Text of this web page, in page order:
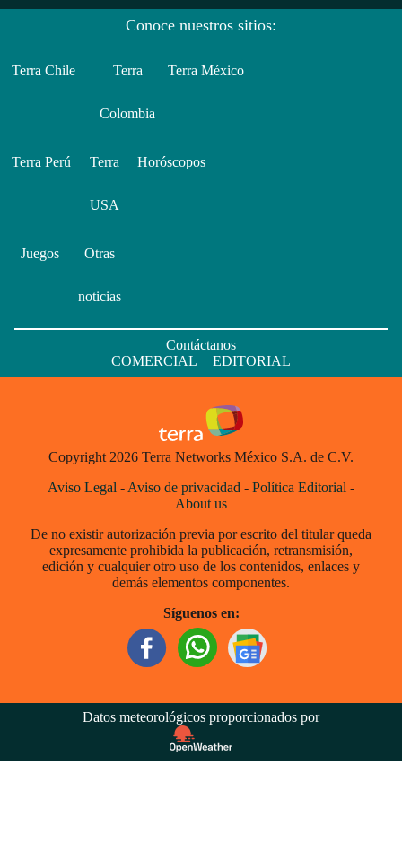
Conoce nuestros sitios:
Terra Chile Terra
Colombia
Terra México
Terra Perú Terra
USA
Horóscopos
Juegos Otras
noticias
Contáctanos
COMERCIAL | EDITORIAL
Copyright 2026 Terra Networks México S.A. de C.V.
Aviso Legal - Aviso de privacidad - Política Editorial -
About us
De no existir autorización previa por escrito del titular queda
expresamente prohibida la publicación, retransmisión,
edición y cualquier otro uso de los contenidos, enlaces y
demás elementos componentes.
Síguenos en:
Datos meteorológicos proporcionados por